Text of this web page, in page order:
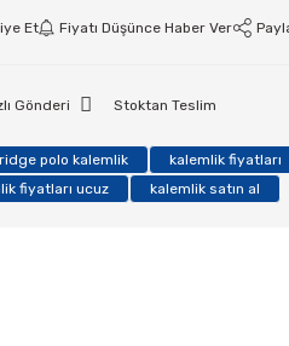
Et Fiyatı Düşünce Haber Ver
Gönderi Stoktan Teslim
polo kalemlik
kalemlik fiyatları
fiyatları ucuz
kalemlik satın al